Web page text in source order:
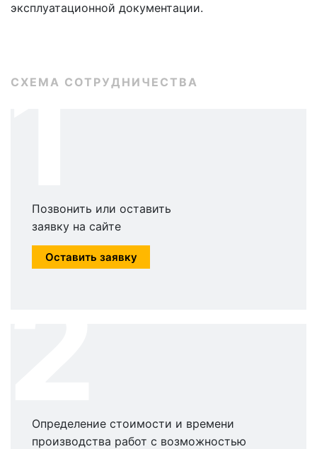
эксплуатационной документации.
СХЕМА СОТРУДНИЧЕСТВА
1
Позвонить или оставить
заявку на сайте
Оставить заявку
Определение стоимости и времени
производства работ с возможностью